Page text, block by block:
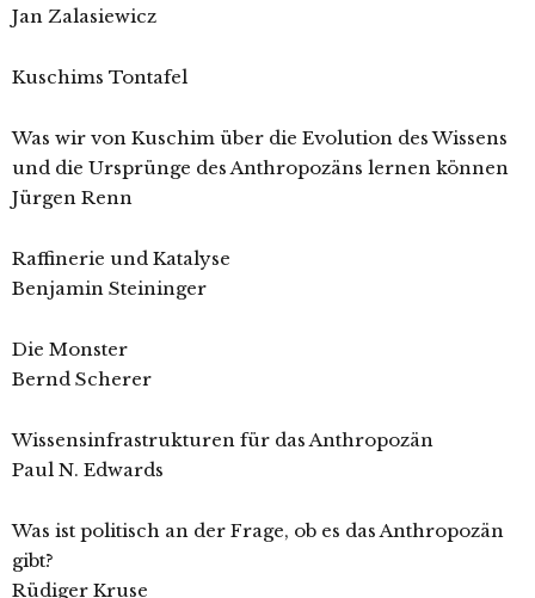
Jan Zalasiewicz
Kuschims Tontafel
Was wir von Kuschim über die Evolution des Wissens
und die Ursprünge des Anthropozäns lernen können
Jürgen Renn
Raffinerie und Katalyse
Benjamin Steininger
Die Monster
Bernd Scherer
Wissensinfrastrukturen für das Anthropozän
Paul N. Edwards
Was ist politisch an der Frage, ob es das Anthropozän
gibt?
Rüdiger Kruse